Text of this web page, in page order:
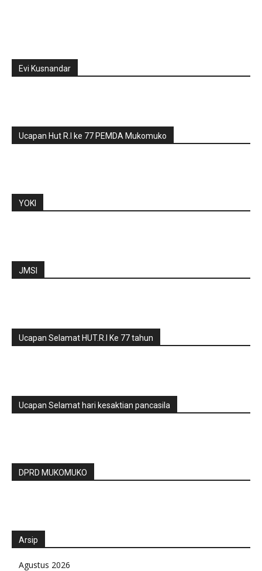
Evi Kusnandar
Ucapan Hut R.I ke 77 PEMDA Mukomuko
YOKI
JMSI
Ucapan Selamat HUT.R.I Ke 77 tahun
Ucapan Selamat hari kesaktian pancasila
DPRD MUKOMUKO
Arsip
Agustus 2026